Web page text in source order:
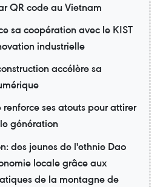
QR code au Vietnam
sa coopération avec le KIST
industrielle
accélère sa
ses atouts pour attirer
génération
des jeunes de l'ethnie Dao
locale grâce aux
de la montagne de